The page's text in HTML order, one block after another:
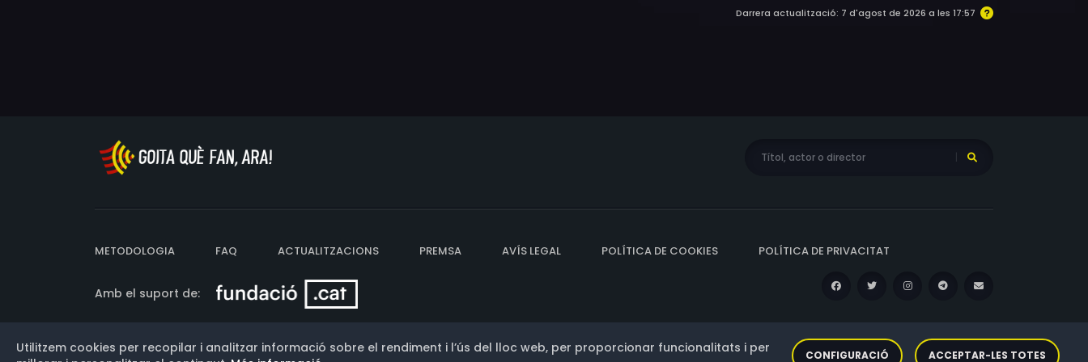
Darrera actualització: 7 d'agost de 2026 a les 17:57
METODOLOGIA FAQ ACTUALITZACIONS PREMSA AVÍS LEGAL POLÍTICA DE COOKIES POLÍTICA DE PRIVACITAT
Amb el suport de:
Versió: 3.13.0.202607011342
Utilitzem cookies per recopilar i analitzar informació sobre el rendiment i l’ús del lloc web, per proporcionar funcionalitats i per
CONFIGURACIÓ ACCEPTAR-LES TOTES